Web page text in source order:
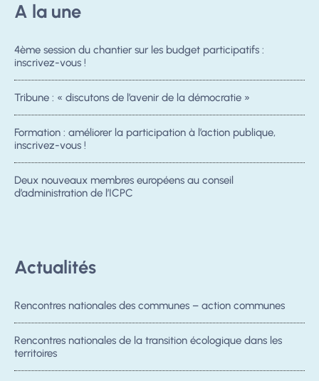
A la une
4ème session du chantier sur les budget participatifs :
inscrivez-vous !
Tribune : « discutons de l’avenir de la démocratie »
Formation : améliorer la participation à l’action publique,
inscrivez-vous !
Deux nouveaux membres européens au conseil
d’administration de l’ICPC
Actualités
Rencontres nationales des communes – action communes
Rencontres nationales de la transition écologique dans les
territoires